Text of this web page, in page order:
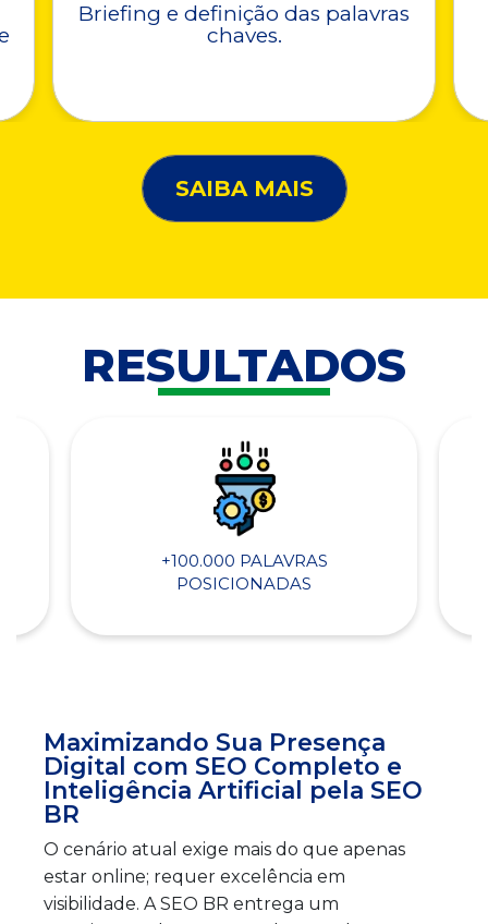
Briefing e definição das palavras
chaves.
SAIBA MAIS
RESULTADOS
+100.000 PALAVRAS
POSICIONADAS
Maximizando Sua Presença
Digital com SEO Completo e
Inteligência Artificial pela SEO
BR
O cenário atual exige mais do que apenas
estar online; requer excelência em
visibilidade. A SEO BR entrega um